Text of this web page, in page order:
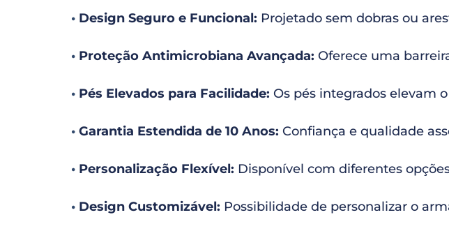
• Design Seguro e Funcional: Projetado sem dobras ou
• Proteção Antimicrobiana Avançada: Oferece uma
• Pés Elevados para Facilidade: Os pés integrados elevam
• Garantia Estendida de 10 Anos: Confiança e qualidade
• Personalização Flexível: Disponível com diferentes
• Design Customizável: Possibilidade de personalizar o